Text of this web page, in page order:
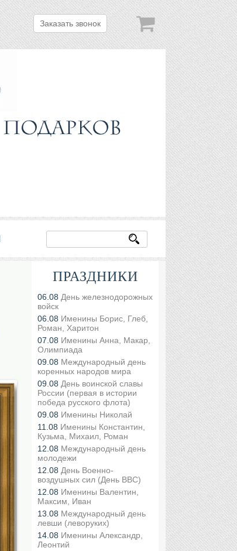
Заказать звонок
ПРАЗДНИКИ
06.08 День железнодорожных
войск
06.08 Именины Борис, Глеб,
Роман, Харитон
07.08 Именины Анна, Макар,
Олимпиада
09.08 Международный день
коренных народов мира
09.08 День воинской славы
России (первая в истории
победа русского флота)
09.08 Именины Николай
11.08 Именины Константин,
Кузьма, Михаил, Роман
12.08 Международный день
молодежи
12.08 День Военно-
воздушных сил (День ВВС)
12.08 Именины Валентин,
Максим, Иван
13.08 Международный день
левши (леворуких)
14.08 Именины Александр,
Леонтий